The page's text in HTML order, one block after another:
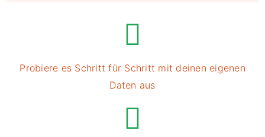
Probiere es Schritt für Schritt mit deinen eigenen
Daten aus